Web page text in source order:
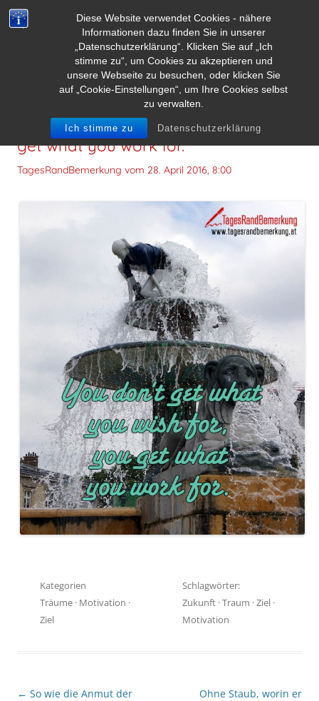
Diese Website verwendet Cookies - nähere
Informationen dazu finden Sie in unserer
„Datenschutzerklärung“. Klicken Sie auf „Ich
stimme zu“, um Cookies zu akzeptieren und
unsere Webseite zu besuchen, oder klicken Sie
auf „Cookie-Einstellungen“, um Ihre Cookies selbst
zu verwalten.
Ich stimme zu Datenschutzerklärung
You don’t get what you wish for, you
get what you work for.
TagesRandBemerkung vom 28. April 2016, 8:00
Kategorien
Träume · Motivation ·
Ziel
Schlagwörter:
Zukunft ·Traum ·Ziel ·
Motivation
Beitragsnavigation
← So wie die Anmut der
Ohne Staub, worin er